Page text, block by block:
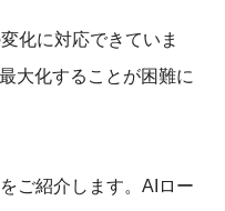
化に対応できていま
大化することが困難に
ご紹介します。AIロー